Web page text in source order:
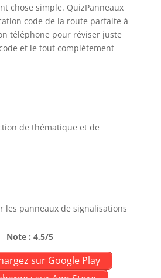
chose simple. QuizPanneaux
code de la route parfaite à
téléphone pour réviser juste
et le tout complètement
de thématique et de
les panneaux de signalisations
Note : 4,5/5
sur Google Play